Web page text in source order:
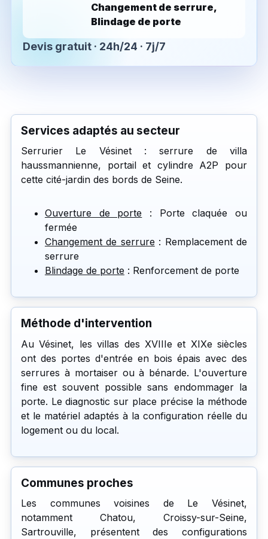
Changement de serrure,
Blindage de porte
Devis gratuit · 24h/24 · 7j/7
Services adaptés au secteur
Serrurier Le Vésinet : serrure de villa
haussmannienne, portail et cylindre A2P pour
cette cité-jardin des bords de Seine.
Ouverture de porte : Porte claquée ou
fermée
Changement de serrure : Remplacement de
serrure
Blindage de porte : Renforcement de porte
Méthode d'intervention
Au Vésinet, les villas des XVIIIe et XIXe siècles
ont des portes d'entrée en bois épais avec des
serrures à mortaiser ou à bénarde. L'ouverture
fine est souvent possible sans endommager la
porte. Le diagnostic sur place précise la méthode
et le matériel adaptés à la configuration réelle du
logement ou du local.
Communes proches
Les communes voisines de Le Vésinet,
notamment Chatou, Croissy-sur-Seine,
Sartrouville, présentent des configurations